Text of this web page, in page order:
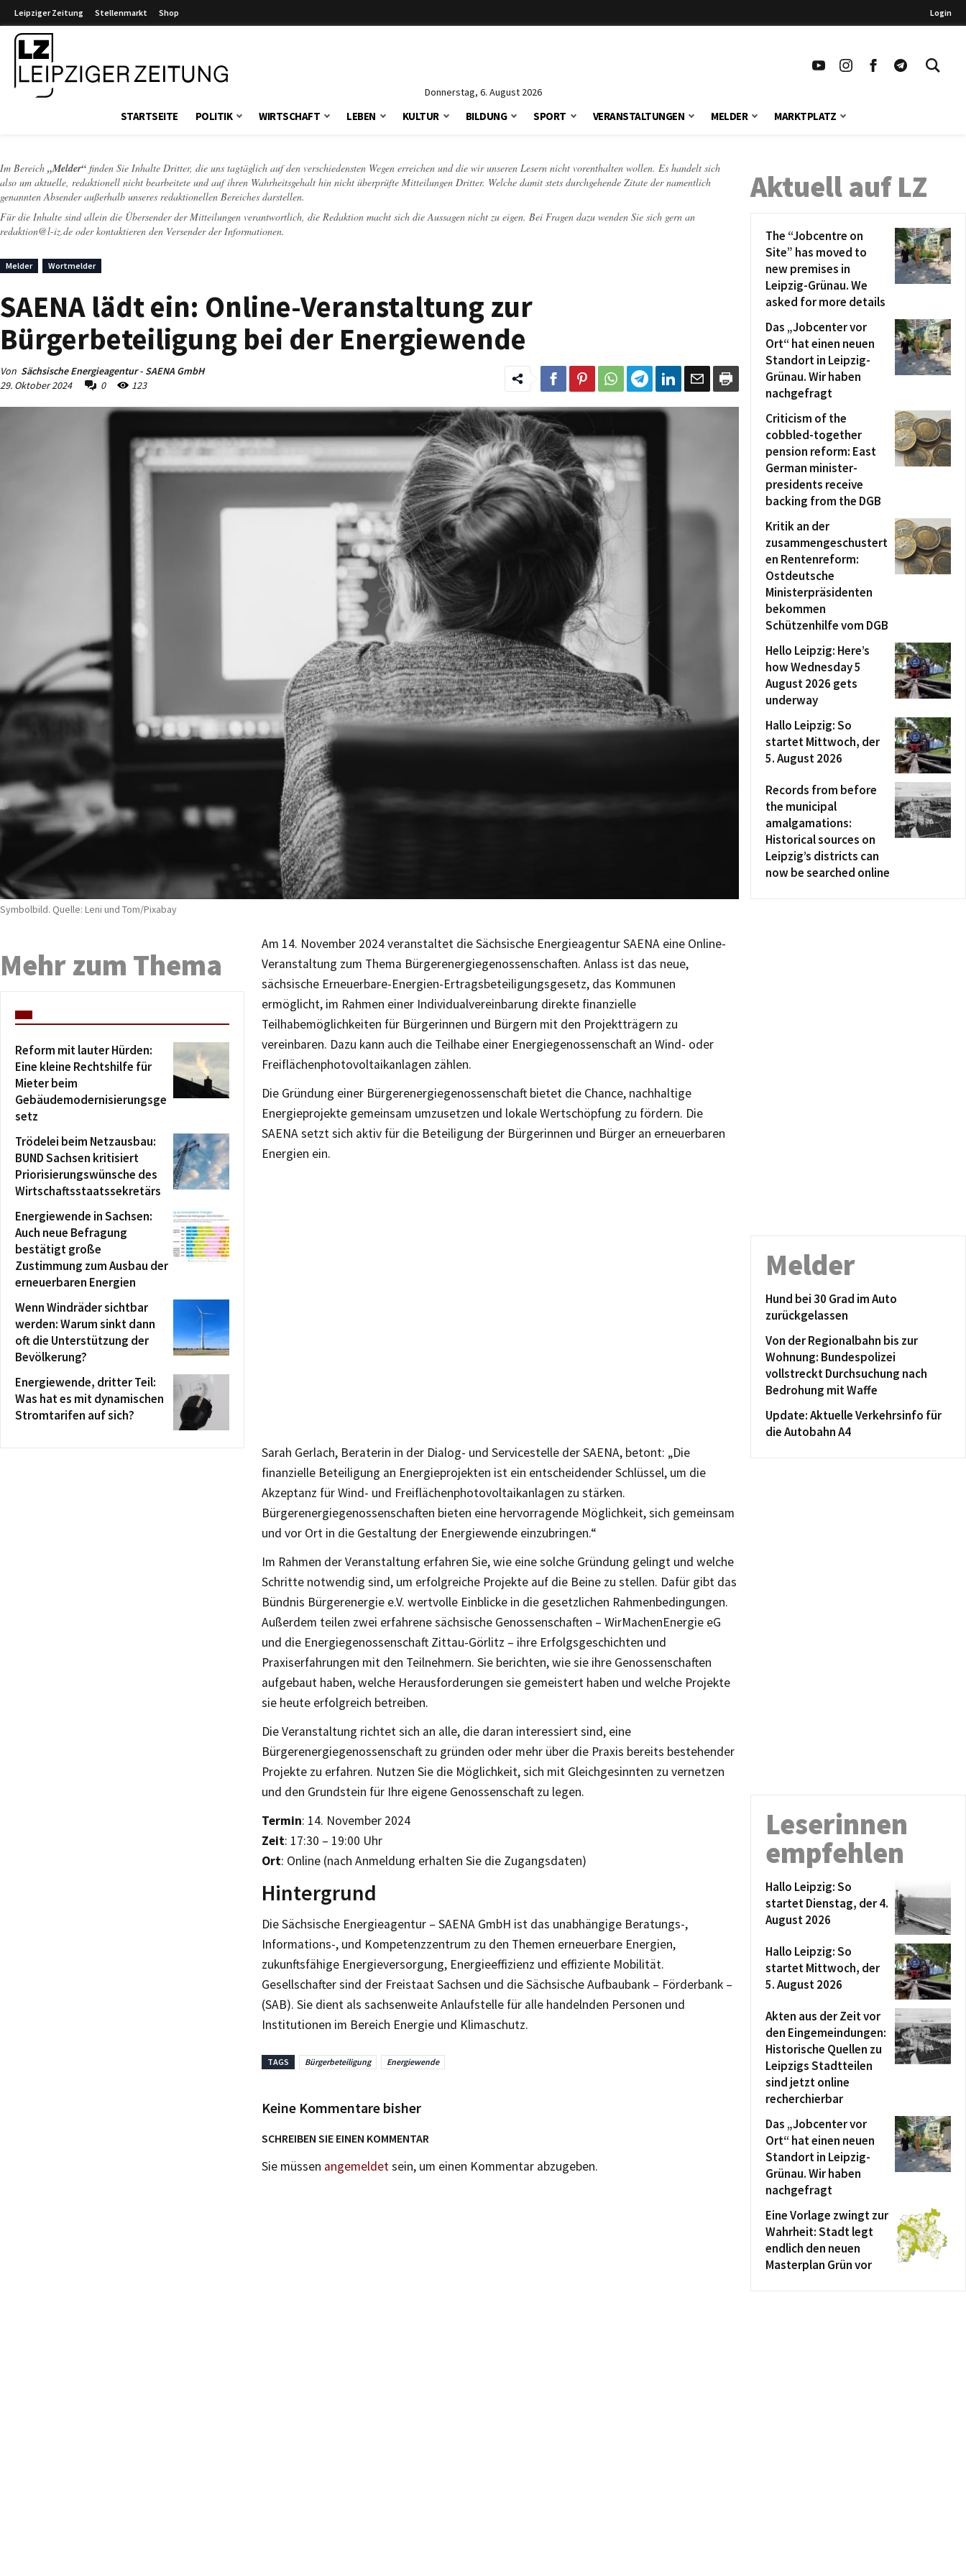
Leipziger Zeitung Stellenmarkt Shop Login
Donnerstag, 6. August 2026
STARTSEITE POLITIK WIRTSCHAFT LEBEN KULTUR BILDUNG SPORT VERANSTALTUNGEN MELDER MARKTPLATZ
Im Bereich „Melder“ finden Sie Inhalte Dritter, die uns tagtäglich auf den verschiedensten Wegen erreichen und die wir unseren Lesern nicht vorenthalten wollen. Es handelt sich
also um aktuelle, redaktionell nicht bearbeitete und auf ihren Wahrheitsgehalt hin nicht überprüfte Mitteilungen Dritter. Welche damit stets durchgehende Zitate der namentlich
genannten Absender außerhalb unseres redaktionellen Bereiches darstellen.
Für die Inhalte sind allein die Übersender der Mitteilungen verantwortlich, die Redaktion macht sich die Aussagen nicht zu eigen. Bei Fragen dazu wenden Sie sich gern an
redaktion@l-iz.de oder kontaktieren den Versender der Informationen.
Melder Wortmelder
SAENA lädt ein: Online-Veranstaltung zur
Bürgerbeteiligung bei der Energiewende
Von Sächsische Energieagentur - SAENA GmbH
29. Oktober 2024
0 123
Symbolbild. Quelle: Leni und Tom/Pixabay
Am 14. November 2024 veranstaltet die Sächsische Energieagentur SAENA eine Online-
Veranstaltung zum Thema Bürgerenergiegenossenschaften. Anlass ist das neue,
sächsische Erneuerbare-Energien-Ertragsbeteiligungsgesetz, das Kommunen
ermöglicht, im Rahmen einer Individualvereinbarung direkte finanzielle
Teilhabemöglichkeiten für Bürgerinnen und Bürgern mit den Projektträgern zu
vereinbaren. Dazu kann auch die Teilhabe einer Energiegenossenschaft an Wind- oder
Freiflächenphotovoltaikanlagen zählen.
Die Gründung einer Bürgerenergiegenossenschaft bietet die Chance, nachhaltige
Energieprojekte gemeinsam umzusetzen und lokale Wertschöpfung zu fördern. Die
SAENA setzt sich aktiv für die Beteiligung der Bürgerinnen und Bürger an erneuerbaren
Energien ein.
Sarah Gerlach, Beraterin in der Dialog- und Servicestelle der SAENA, betont: „Die
finanzielle Beteiligung an Energieprojekten ist ein entscheidender Schlüssel, um die
Akzeptanz für Wind- und Freiflächenphotovoltaikanlagen zu stärken.
Bürgerenergiegenossenschaften bieten eine hervorragende Möglichkeit, sich gemeinsam
und vor Ort in die Gestaltung der Energiewende einzubringen.“
Im Rahmen der Veranstaltung erfahren Sie, wie eine solche Gründung gelingt und welche
Schritte notwendig sind, um erfolgreiche Projekte auf die Beine zu stellen. Dafür gibt das
Bündnis Bürgerenergie e.V. wertvolle Einblicke in die gesetzlichen Rahmenbedingungen.
Außerdem teilen zwei erfahrene sächsische Genossenschaften – WirMachenEnergie eG
und die Energiegenossenschaft Zittau-Görlitz – ihre Erfolgsgeschichten und
Praxiserfahrungen mit den Teilnehmern. Sie berichten, wie sie ihre Genossenschaften
aufgebaut haben, welche Herausforderungen sie gemeistert haben und welche Projekte
sie heute erfolgreich betreiben.
Die Veranstaltung richtet sich an alle, die daran interessiert sind, eine
Bürgerenergiegenossenschaft zu gründen oder mehr über die Praxis bereits bestehender
Projekte zu erfahren. Nutzen Sie die Möglichkeit, sich mit Gleichgesinnten zu vernetzen
und den Grundstein für Ihre eigene Genossenschaft zu legen.
Termin: 14. November 2024
Zeit: 17:30 – 19:00 Uhr
Ort: Online (nach Anmeldung erhalten Sie die Zugangsdaten)
Hintergrund
Die Sächsische Energieagentur – SAENA GmbH ist das unabhängige Beratungs-,
Informations-, und Kompetenzzentrum zu den Themen erneuerbare Energien,
zukunftsfähige Energieversorgung, Energieeffizienz und effiziente Mobilität.
Gesellschafter sind der Freistaat Sachsen und die Sächsische Aufbaubank – Förderbank –
(SAB). Sie dient als sachsenweite Anlaufstelle für alle handelnden Personen und
Institutionen im Bereich Energie und Klimaschutz.
TAGS Bürgerbeteiligung Energiewende
Keine Kommentare bisher
SCHREIBEN SIE EINEN KOMMENTAR
Sie müssen angemeldetsein, um einen Kommentar abzugeben.
Mehr zum Thema
Reform mit lauter Hürden:
Eine kleine Rechtshilfe für
Mieter beim
Gebäudemodernisierungsge
setz
Trödelei beim Netzausbau:
BUND Sachsen kritisiert
Priorisierungswünsche des
Wirtschaftsstaatssekretärs
Energiewende in Sachsen:
Auch neue Befragung
bestätigt große
Zustimmung zum Ausbau der
erneuerbaren Energien
Wenn Windräder sichtbar
werden: Warum sinkt dann
oft die Unterstützung der
Bevölkerung?
Energiewende, dritter Teil:
Was hat es mit dynamischen
Stromtarifen auf sich?
Aktuell auf LZ
The “Jobcentre on
Site” has moved to
new premises in
Leipzig-Grünau. We
asked for more details
Das „Jobcenter vor
Ort“ hat einen neuen
Standort in Leipzig-
Grünau. Wir haben
nachgefragt
Criticism of the
cobbled-together
pension reform: East
German minister-
presidents receive
backing from the DGB
Kritik an der
zusammengeschustert
en Rentenreform:
Ostdeutsche
Ministerpräsidenten
bekommen
Schützenhilfe vom DGB
Hello Leipzig: Here’s
how Wednesday 5
August 2026 gets
underway
Hallo Leipzig: So
startet Mittwoch, der
5. August 2026
Records from before
the municipal
amalgamations:
Historical sources on
Leipzig’s districts can
now be searched online
Melder
Hund bei 30 Grad im Auto
zurückgelassen
Von der Regionalbahn bis zur
Wohnung: Bundespolizei
vollstreckt Durchsuchung nach
Bedrohung mit Waffe
Update: Aktuelle Verkehrsinfo für
die Autobahn A4
Leserinnen
empfehlen
Hallo Leipzig: So
startet Dienstag, der 4.
August 2026
Hallo Leipzig: So
startet Mittwoch, der
5. August 2026
Akten aus der Zeit vor
den Eingemeindungen:
Historische Quellen zu
Leipzigs Stadtteilen
sind jetzt online
recherchierbar
Das „Jobcenter vor
Ort“ hat einen neuen
Standort in Leipzig-
Grünau. Wir haben
nachgefragt
Eine Vorlage zwingt zur
Wahrheit: Stadt legt
endlich den neuen
Masterplan Grün vor